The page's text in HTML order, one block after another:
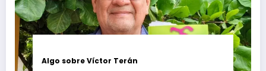
Algo sobre Víctor Terán